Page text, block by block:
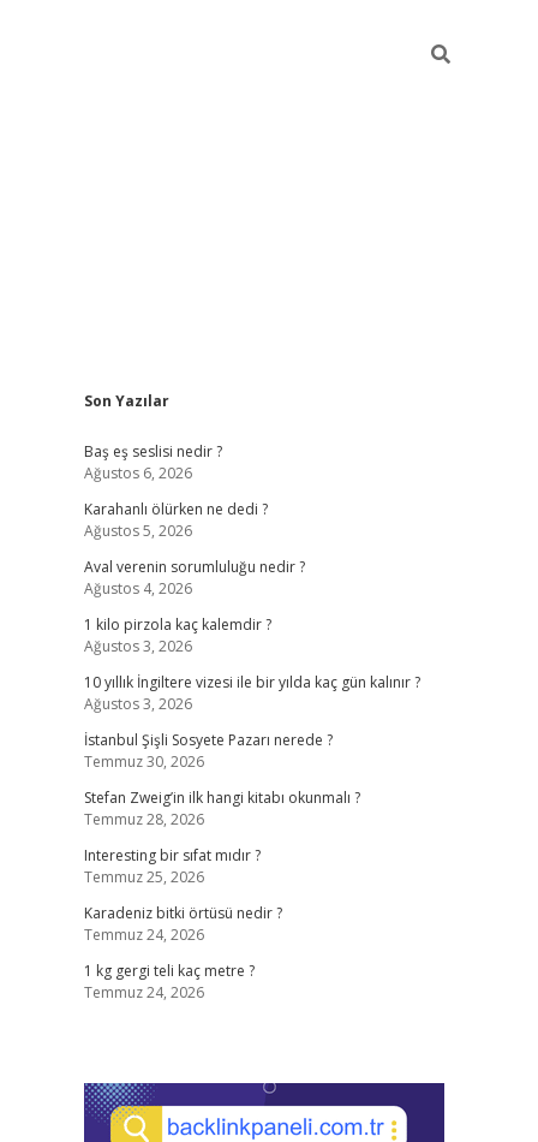
Sidebar
Son Yazılar
Baş eş seslisi nedir ?
Ağustos 6, 2026
Karahanlı ölürken ne dedi ?
Ağustos 5, 2026
Aval verenin sorumluluğu nedir ?
Ağustos 4, 2026
1 kilo pirzola kaç kalemdir ?
Ağustos 3, 2026
10 yıllık İngiltere vizesi ile bir yılda kaç gün kalınır ?
Ağustos 3, 2026
İstanbul Şişli Sosyete Pazarı nerede ?
Temmuz 30, 2026
Stefan Zweig’in ilk hangi kitabı okunmalı ?
Temmuz 28, 2026
Interesting bir sıfat mıdır ?
Temmuz 25, 2026
Karadeniz bitki örtüsü nedir ?
Temmuz 24, 2026
1 kg gergi teli kaç metre ?
Temmuz 24, 2026